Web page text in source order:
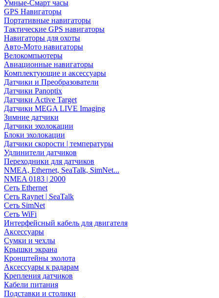
Умные-Смарт часы
GPS Навигаторы
Портативные навигаторы
Тактические GPS навигаторы
Навигаторы для охоты
Авто-Мото навигаторы
Велокомпьютеры
Авиационные навигаторы
Комплектующие и аксессуары
Датчики и Преобразователи
Датчики Panoptix
Датчики Active Target
Датчики MEGA LIVE Imaging
Зимние датчики
Датчики эхолокации
Блоки эхолокации
Датчики скорости | температуры
Удлинители датчиков
Переходники для датчиков
NMEA, Ethernet, SeaTalk, SimNet...
NMEA 0183 | 2000
Сеть Ethernet
Сеть Raynet | SeaTalk
Сеть SimNet
Сеть WiFi
Интерфейсный кабель для двигателя
Аксессуары
Сумки и чехлы
Крышки экрана
Кронштейны эхолота
Аксессуары к радарам
Крепления датчиков
Кабели питания
Подставки и столики